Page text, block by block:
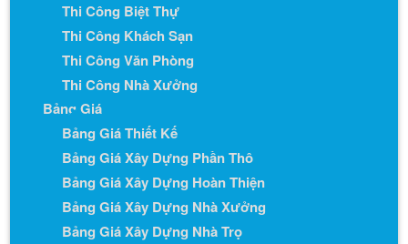
Thi Công Biệt Thự
Thi Công Khách Sạn
Thi Công Văn Phòng
Thi Công Nhà Xưởng
Bảng Giá
Bảng Giá Thiết Kế
Bảng Giá Xây Dựng Phần Thô
Bảng Giá Xây Dựng Hoàn Thiện
Bảng Giá Xây Dựng Nhà Xưởng
Bảng Giá Xây Dựng Nhà Trọ